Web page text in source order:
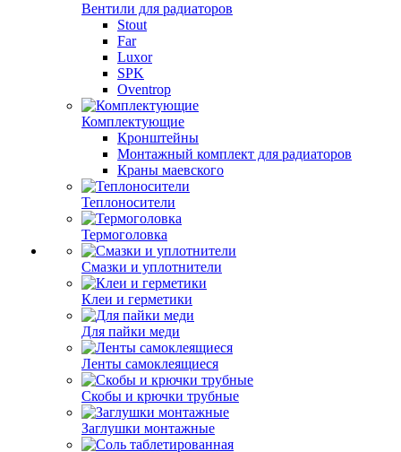
Вентили для радиаторов
Stout
Far
Luxor
SPK
Oventrop
Комплектующие
Кронштейны
Монтажный комплект для радиаторов
Краны маевского
Теплоносители
Термоголовка
Смазки и уплотнители
Клеи и герметики
Для пайки меди
Ленты самоклеящиеся
Скобы и крючки трубные
Заглушки монтажные